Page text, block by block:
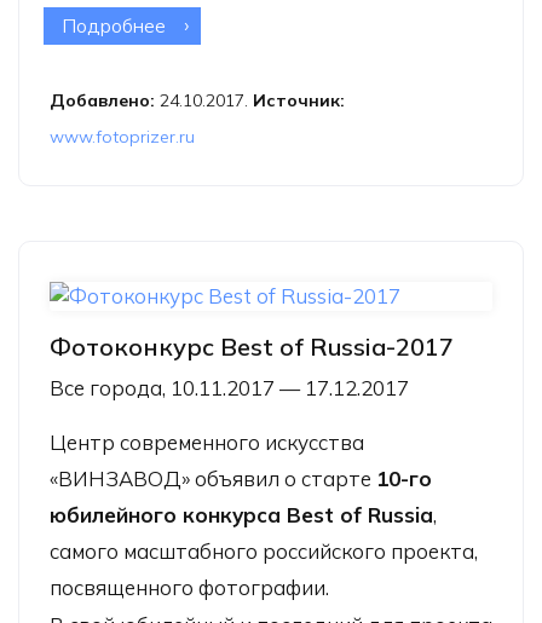
Подробнее о Фотоконкурс «Спортивная
Добавлено: 24.10.2017. Источник:
www.fotoprizer.ru
Фотоконкурс Best of Russia-2017
Все города, 10.11.2017 — 17.12.2017
Центр современного искусства
«ВИНЗАВОД» объявил о старте 10-го
юбилейного конкурса Best of Russia,
самого масштабного российского проекта,
посвященного фотографии.